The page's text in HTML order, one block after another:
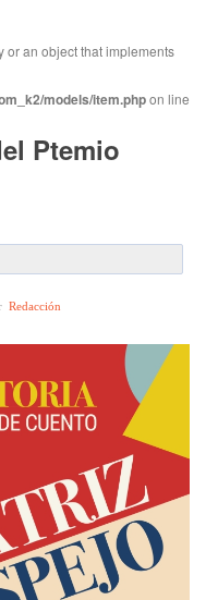
or an object that implements
models/item.phpon line
Ptemio
Redacción